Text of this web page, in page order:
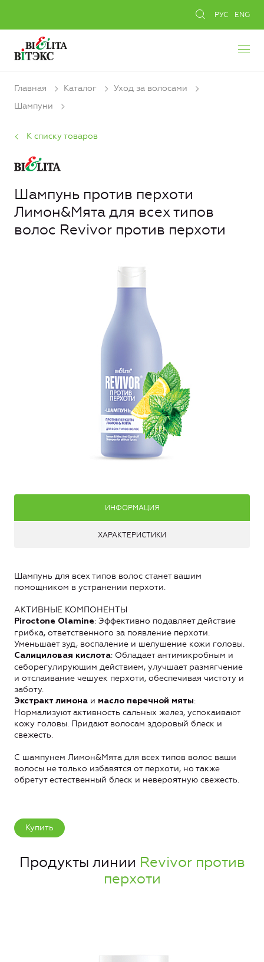
РУС ENG
Главная Каталог
Уход за волосами
Шампуни
К списку товаров
Шампунь против перхоти
Лимон&Мята для всех типов
волос Revivor против перхоти
ИНФОРМАЦИЯ
ХАРАКТЕРИСТИКИ
Шампунь для всех типов волос станет вашим
помощником в устранении перхоти.
АКТИВНЫЕ КОМПОНЕНТЫ
Piroctone Olamine: Эффективно подавляет действие
грибка, ответственного за появление перхоти.
Уменьшает зуд, воспаление и шелушение кожи головы.
Салициловая кислота: Обладает антимикробным и
себорегулирующим действием, улучшает размягчение
и отслаивание чешуек перхоти, обеспечивая чистоту и
заботу.
Экстракт лимона и масло перечной мяты:
Нормализуют активность сальных желез, успокаивают
кожу головы. Придают волосам здоровый блеск и
свежесть.
С шампунем Лимон&Мята для всех типов волос ваши
волосы не только избавятся от перхоти, но также
обретут естественный блеск и невероятную свежесть.
Купить
Продукты линии Revivor против
перхоти